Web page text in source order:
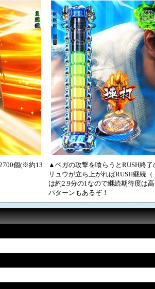
個(※約13
▲ベガの攻撃を喰らうとRUSH終
リュウが立ち上がればRUSH継続
は約2.9分の1なので継続期待度は
パターンもあるぞ！